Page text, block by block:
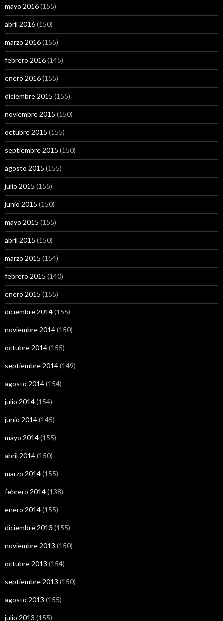
mayo 2016(155)
abril 2016(150)
marzo 2016(155)
febrero 2016(145)
enero 2016(155)
diciembre 2015 (155)
noviembre 2015 (150)
octubre 2015 (155)
septiembre 2015 (150)
agosto 2015 (155)
julio 2015 (155)
junio 2015 (150)
mayo 2015 (155)
abril 2015 (150)
marzo 2015 (154)
febrero 2015 (140)
enero 2015 (155)
diciembre 2014(155)
noviembre 2014(150)
octubre 2014(155)
septiembre 2014(149)
agosto 2014(154)
julio 2014(154)
junio 2014(145)
mayo 2014(155)
abril 2014(150)
marzo 2014(155)
febrero 2014(138)
enero 2014(155)
diciembre 2013 (155)
noviembre 2013 (150)
octubre 2013 (154)
septiembre 2013 (150)
agosto 2013 (155)
julio 2013 (155)